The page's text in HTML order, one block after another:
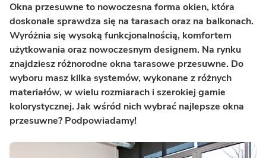
Okna przesuwne to nowoczesna forma okien, która
doskonale sprawdza się na tarasach oraz na balkonach.
Wyróżnia się wysoką funkcjonalnością, komfortem
użytkowania oraz nowoczesnym designem. Na rynku
znajdziesz różnorodne okna tarasowe przesuwne. Do
wyboru masz kilka systemów, wykonane z różnych
materiałów, w wielu rozmiarach i szerokiej gamie
kolorystycznej. Jak wśród nich wybrać najlepsze okna
przesuwne? Podpowiadamy!